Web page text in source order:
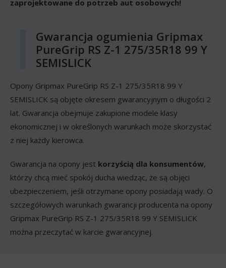
zaprojektowane do potrzeb aut osobowych!
Gwarancja ogumienia Gripmax
PureGrip RS Z-1 275/35R18 99 Y
SEMISLICK
Opony Gripmax PureGrip RS Z-1 275/35R18 99 Y
SEMISLICK są objęte okresem gwarancyjnym o długości 2
lat. Gwarancja obejmuje zakupione modele klasy
ekonomicznej i w określonych warunkach może skorzystać
z niej każdy kierowca.
Gwarancja na opony jest korzyścią dla konsumentów,
którzy chcą mieć spokój ducha wiedząc, że są objęci
ubezpieczeniem, jeśli otrzymane opony posiadają wady. O
szczegółowych warunkach gwarancji producenta na opony
Gripmax PureGrip RS Z-1 275/35R18 99 Y SEMISLICK
można przeczytać w karcie gwarancyjnej.